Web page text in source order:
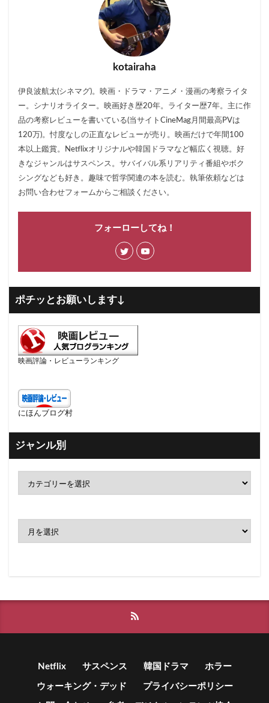
kotairaha
伊良波航太(シネマグ)。映画・ドラマ・アニメ・漫画の考察ライタ
ー。シナリオライター。映画好き歴20年。ライター歴7年。主に作
品の考察レビューを書いている(当サイトCineMag月間最高PVは
120万)。忖度なしの正直なレビューが売り。映画だけで年間100
本以上鑑賞。Netflixオリジナルや韓国ドラマなど幅広く視聴。好
きなジャンルはサスペンス。サバイバル系リアリティ番組やボク
シングなども好き。趣味で哲学関連の本を読む。執筆依頼などは
お問い合わせフォームからご相談ください。
フォーローしてね！
ポチッとお願いします↓
映画評論・レビューランキング
にほんブログ村
ジャンル別
Netflix サスペンス 韓国ドラマ ホラー
ウォーキング・デッド プライバシーポリシー